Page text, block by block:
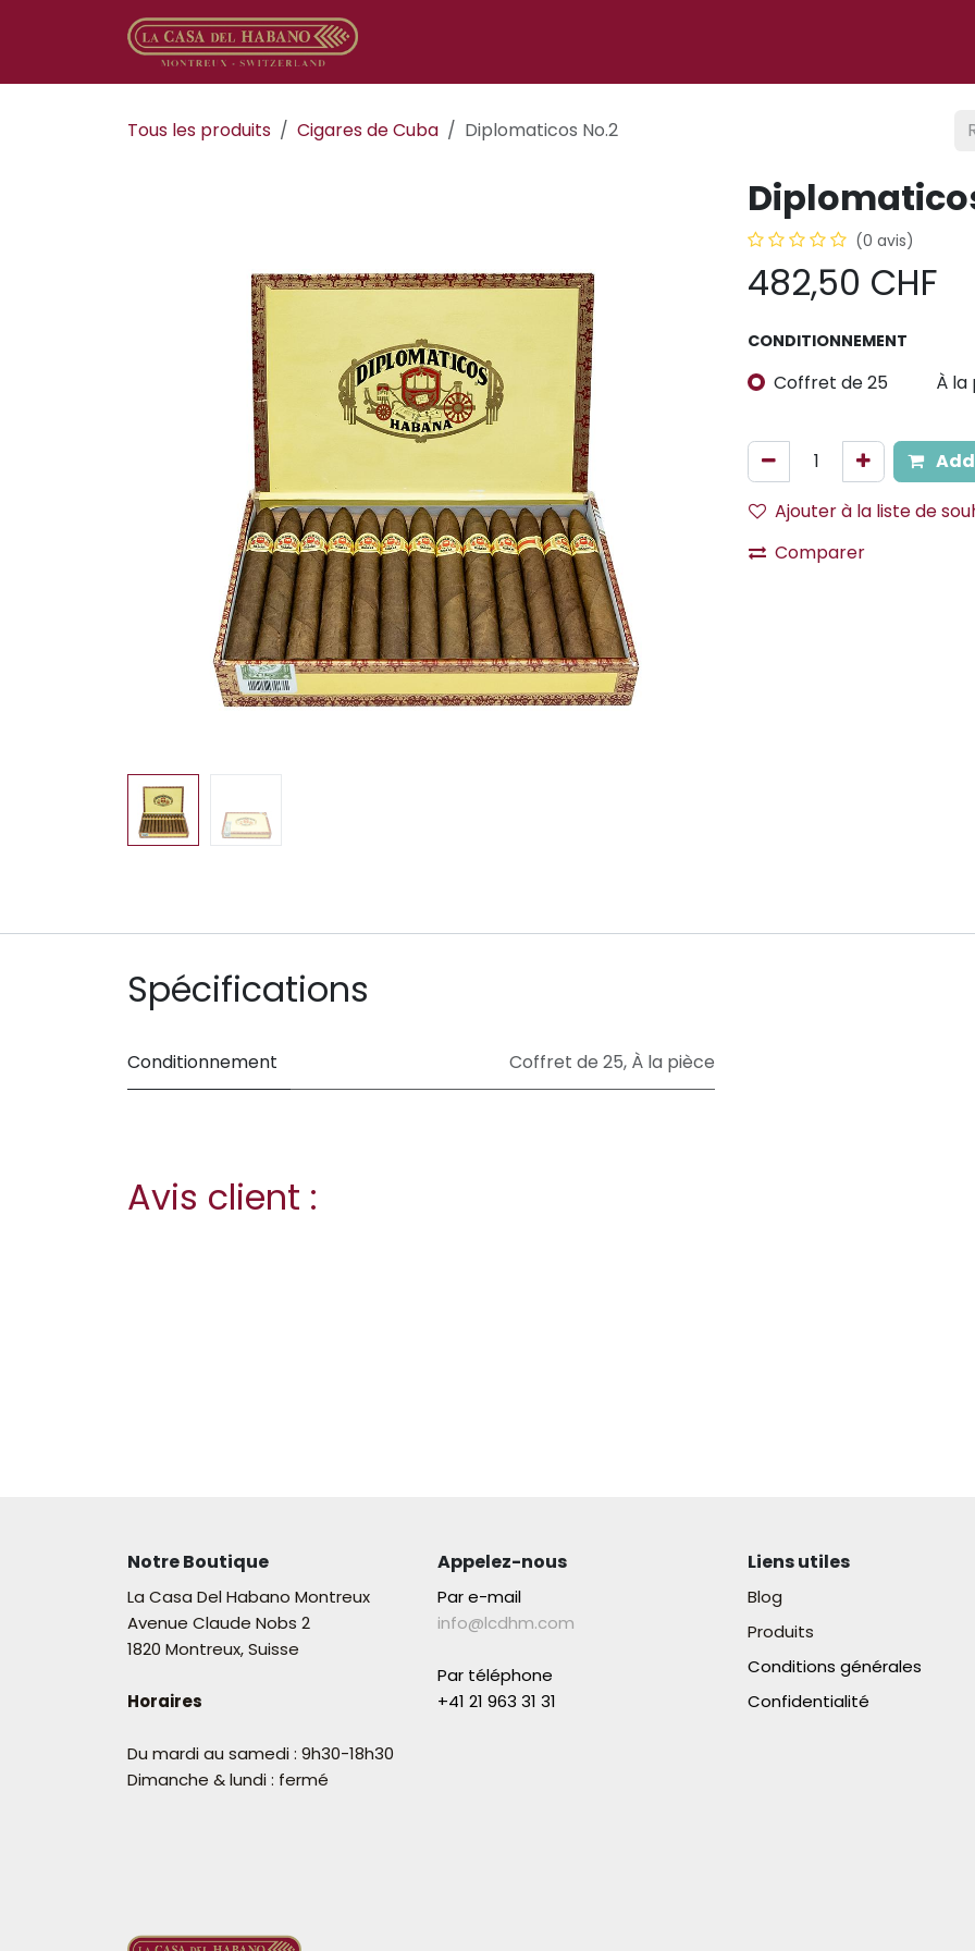
Se rendre au contenu
Tous les produits Cigares de Cuba Diplomaticos No.2
(0 avis)
482,50 CHF
CONDITIONNEMENT
Coffret de 25 À la
Ajouter à la liste de
Comparer
Spécifications
Conditionnement Coffret de 25, À la pièce
Avis client :
Notre Boutique
La Casa Del Habano Montreux
Avenue Claude Nobs 2
1820 Montreux, Suisse
Horaires
Du mardi au samedi : 9h30-18h30
Dimanche & lundi : fermé
Appelez-nous
Par e-mail
info@lcdhm.com
Par téléphone
+41 21 963 31 31​
Liens utiles
Blog
Produits
Conditions générales
Confidentialité